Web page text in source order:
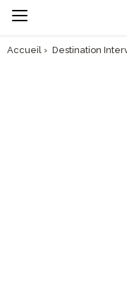
Accueil › Destination